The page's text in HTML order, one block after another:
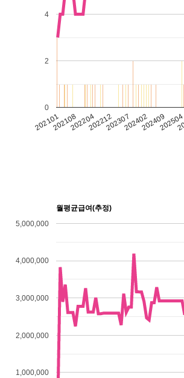
202101202108202204202212202307202402202409202504
0
2
4
월평균급여(추정)
1,000,000
2,000,000
3,000,000
4,000,000
5,000,000